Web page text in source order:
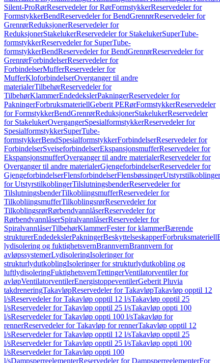
Silent-ProRørReservedeler for RørFormstykkerReservedeler for
FormstykkerBendReservedeler for BendGrenrørReservedeler for
GrenrørReduksjonerReservedeler for
ReduksjonerStakelukerReservedeler for StakelukerSuperTube-
formstykkerReservedeler for SuperTube-
formstykkerBendReservedeler for BendGrenrørReservedeler for
GrenrørForbindelserReservedeler for
ForbindelserMufferReservedeler for
MufferKloforbindelserOverganger til andre
materialerTilbehørReservedeler for
TilbehørKlammerEndedekslerPakningerReservedeler for
PakningerForbruksmateriellGeberit PERørFormstykkerReservedeler
for FormstykkerBendGrenrørReduksjonerStakelukerReservedeler
for StakelukerOvergangerSpesialformstykkerReservedeler for
SpesialformstykkerSuperTube-
formstykkerBendSpesialformstykkerForbindelserReservedeler for
ForbindelserSveiseforbindelserEkspansjonsmufferReservedeler for
EkspansjonsmufferOverganger til andre materialerReservedeler for
Overganger til andre materialerGjengeforbindelserReservedeler for
GjengeforbindelserFlensforbindelserFlensbøssingerUtstyrstilkoblinger
for UtstyrstilkoblingerTilslutningsbenderReservedeler for
TilslutningsbenderTilkobliingsmufferReservedeler for
TilkobliingsmufferTilkoblingsrørReservedeler for
TilkoblingsrørRørbendvannlåserReservedeler for
RørbendvannlåserSpiralvannlåserReservedeler for
SpiralvannlåserTilbehørKlammerFester for klammerBærende
strukturerEndedekslerPakningerBeskyttelseskapperForbruksmateriell
lydisolering og fuktighetsvernBrannvernBrannvern for
avløpssystemerLydisoleringIsoleringer for
strukturlydutkoblingIsoleringer for strukturlydutkobling og
luftlydisoleringFuktighetsvernTettingerVentilatorventiler for
avløpVentilatorventilerEnergistoppeventilerGeberit Pluvia
takdreneringTakavløpReservedeler for TakavløpTakavløp opptil 12
l/sReservedeler for Takavløp opptil 12 l/sTakavløp opptil 25
l/sReservedeler for Takavløp opptil 25 l/sTakavløp oppti 100
l/sReservedeler for Takavløp oppti 100 l/sTakavløp for
rennerReservedeler for Takavløp for rennerTakavløp opptil 12
l/sReservedeler for Takavløp opptil 12 l/sTakavløp opptil 25
l/sReservedeler for Takavløp opptil 25 l/sTakavløp oppti 100
l/sReservedeler for Takavløp oppti 100
l/sDampsperreelementerReservedeler for DampsperreelementerFor